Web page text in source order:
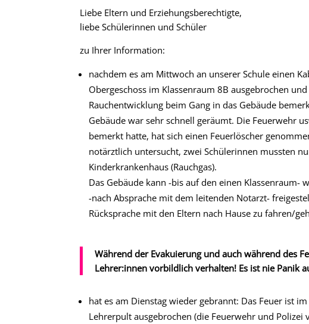
Liebe Eltern und Erziehungsberechtigte,
liebe Schülerinnen und Schüler
zu Ihrer Information:
nachdem es am Mittwoch an unserer Schule einen
Obergeschoss im Klassenraum 8B ausgebrochen
Rauchentwicklung beim Gang in das Gebäude
Gebäude war sehr schnell geräumt. Die Feuerwehr
bemerkt hatte, hat sich einen Feuerlöscher
notärztlich untersucht, zwei Schülerinnen mussten
Kinderkrankenhaus (Rauchgas).
Das Gebäude kann -bis auf den einen
-nach Absprache mit dem leitenden Notarzt-
Rücksprache mit den Eltern nach Hause zu fahren/
Während der Evakuierung und auch während des
Lehrer:innen vorbildlich verhalten! Es ist nie Panik
hat es am Dienstag wieder gebrannt: Das Feuer ist
Lehrerpult ausgebrochen (die Feuerwehr und